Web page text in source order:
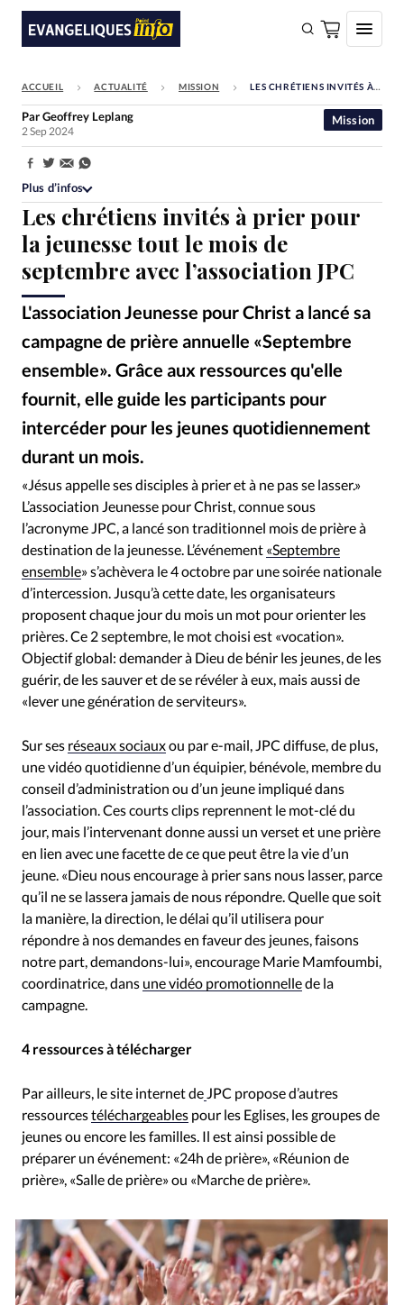
FAIRE UN DON
Faire un don
Eglises
Société
Monde
Bible
Toute l'actualité
Se connecter
Devise:CHF
RUBRIQUES
Toute l'actualité Bible Culture
Economie
Eglises
Histoire
Mission
Monde People Politique
Religions
Société
ACCUEIL ACTUALITÉ MISSION LES CHRÉTIENS INVITÉS À PRIER POUR LA JEUNESSE TOUT LE MOIS DE SEPTEMBRE AVEC L’ASSOCIATION JPC
Les chrétiens invités à prier pour
la jeunesse tout le mois de
septembre avec l’association JPC
L'association Jeunesse pour Christ a lancé sa
campagne de prière annuelle «Septembre
ensemble». Grâce aux ressources qu'elle
fournit, elle guide les participants pour
intercéder pour les jeunes quotidiennement
durant un mois.
Mission
ParGeoffrey Leplang
2 Sep 2024
Partager:
Plus d’infos
«Jésus appelle ses disciples à prier et à ne pas se lasser.»
L’association Jeunesse pour Christ, connue sous
l’acronyme JPC, a lancé son traditionnel mois de prière à
destination de la jeunesse. L’événement «Septembre
ensemble» s’achèvera le 4 octobre par une soirée nationale
d’intercession. Jusqu’à cette date, les organisateurs
proposent chaque jour du mois un mot pour orienter les
prières. Ce 2 septembre, le mot choisi est «vocation».
Objectif global: demander à Dieu de bénir les jeunes, de les
guérir, de les sauver et de se révéler à eux, mais aussi de
«lever une génération de serviteurs».
Sur ses réseaux sociauxou par e-mail, JPC diffuse, de plus,
une vidéo quotidienne d’un équipier, bénévole, membre du
conseil d’administration ou d’un jeune impliqué dans
l’association. Ces courts clips reprennent le mot-clé du
jour, mais l’intervenant donne aussi un verset et une prière
en lien avec une facette de ce que peut être la vie d’un
jeune. «Dieu nous encourage à prier sans nous lasser, parce
qu’il ne se lassera jamais de nous répondre. Quelle que soit
la manière, la direction, le délai qu’il utilisera pour
répondre à nos demandes en faveur des jeunes, faisons
notre part, demandons-lui», encourage Marie Mamfoumbi,
coordinatrice, dans une vidéo promotionnellede la
campagne.
4 ressources à télécharger
Par ailleurs, le site internet deJPC propose d’autres
ressourcestéléchargeables pour les Eglises, les groupes de
jeunes ou encore les familles. Il est ainsi possible de
préparer un événement: «24h de prière», «Réunion de
prière», «Salle de prière» ou «Marche de prière».